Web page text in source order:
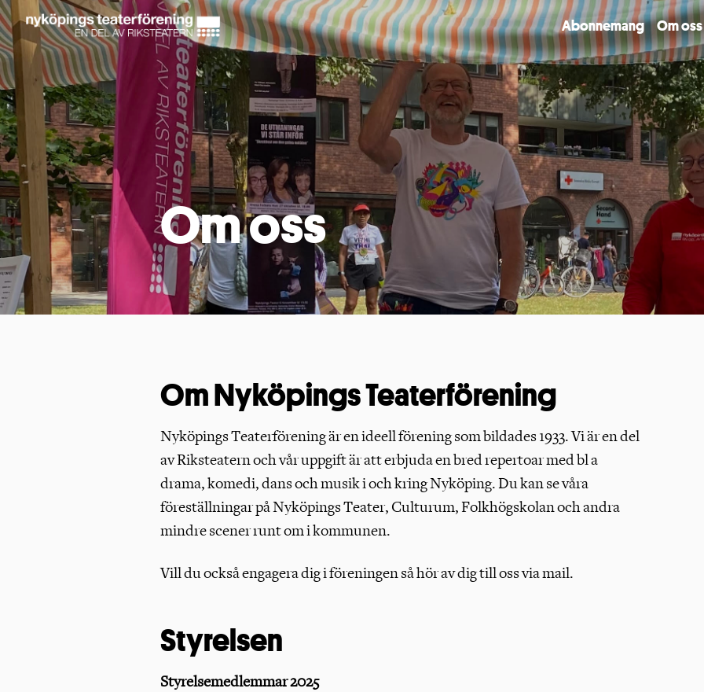
Abonnemang Om oss
Om oss
Om Nyköpings Teaterförening
Nyköpings Teaterförening är en ideell förening som bildades 1933. Vi är en del
av Riksteatern och vår uppgift är att erbjuda en bred repertoar med bl a
drama, komedi, dans och musik i och kring Nyköping. Du kan se våra
föreställningar på Nyköpings Teater, Culturum, Folkhögskolan och andra
mindre scener runt om i kommunen.
Vill du också engagera dig i föreningen så hör av dig till oss via mail.
Styrelsen
Styrelsemedlemmar 2025